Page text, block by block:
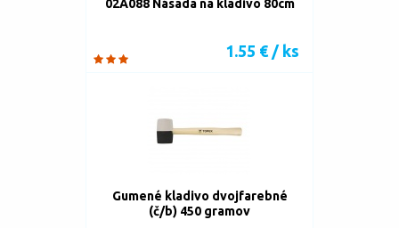
02A088 Násada na kladivo 80cm
1.55 € / ks
Gumené kladivo dvojfarebné
(č/b) 450 gramov